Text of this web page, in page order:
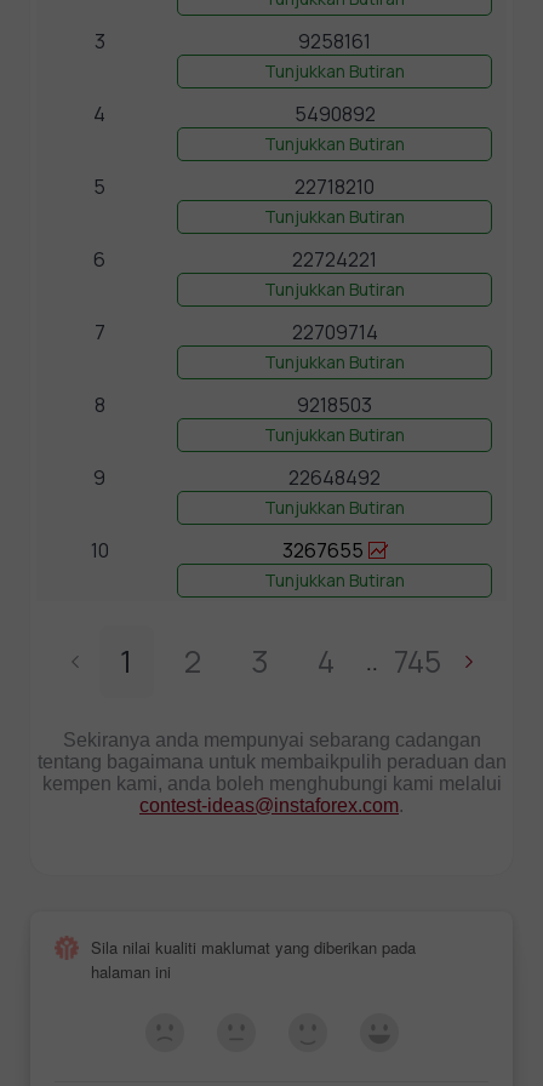
3 9258161
Tunjukkan Butiran
4 5490892
Tunjukkan Butiran
5 22718210
Tunjukkan Butiran
6 22724221
Tunjukkan Butiran
7 22709714
Tunjukkan Butiran
8 9218503
Tunjukkan Butiran
9 22648492
Tunjukkan Butiran
10 3267655
Tunjukkan Butiran
1 2 3 4 .. 745
Sekiranya anda mempunyai sebarang cadangan
tentang bagaimana untuk membaikpulih peraduan dan
kempen kami, anda boleh menghubungi kami melalui
contest-ideas@instaforex.com.
Sila nilai kualiti maklumat yang diberikan pada
halaman ini